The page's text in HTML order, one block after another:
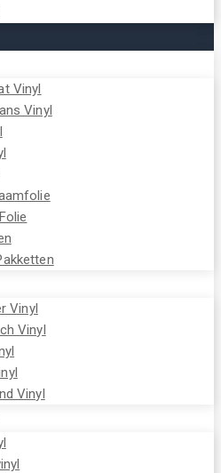
Vinyl
Vinyl
Vinyl
Vinyl
Vinyl